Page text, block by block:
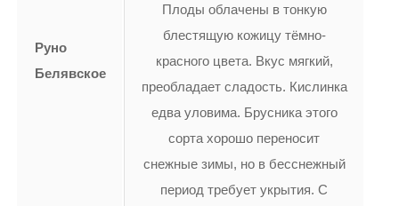
Руно
Белявское
Плоды облачены в тонкую
блестящую кожицу тёмно-
красного цвета. Вкус мягкий,
преобладает сладость. Кислинка
едва уловима. Брусника этого
сорта хорошо переносит
снежные зимы, но в бесснежный
период требует укрытия. С